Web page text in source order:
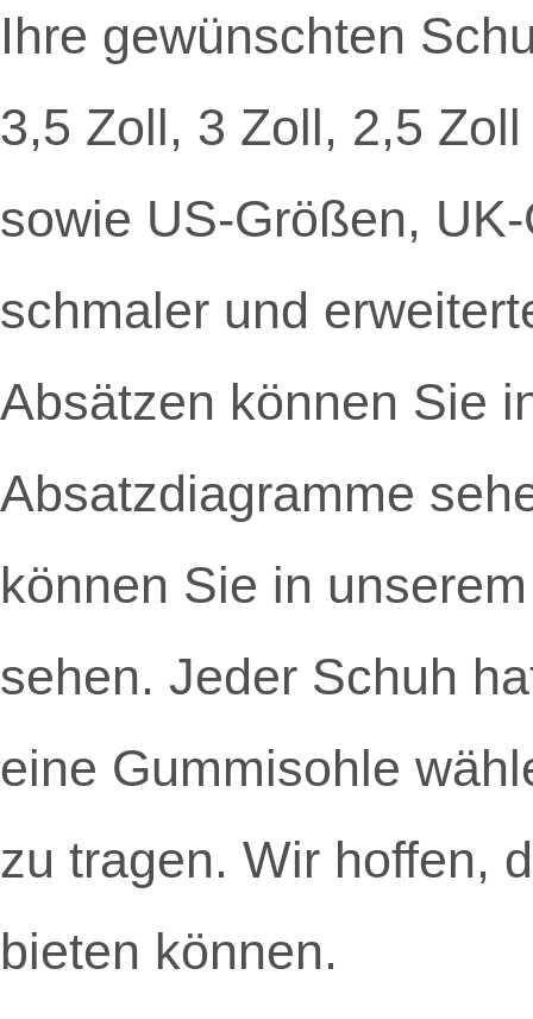
Ihre gewünschten
3,5 Zoll, 3 Zoll, 2,5
sowie US-Größen,
schmaler und
Absätzen können Sie
Absatzdiagramme
können Sie in
sehen. Jeder Schuh
eine Gummisohle
zu tragen. Wir hoffen,
bieten können.